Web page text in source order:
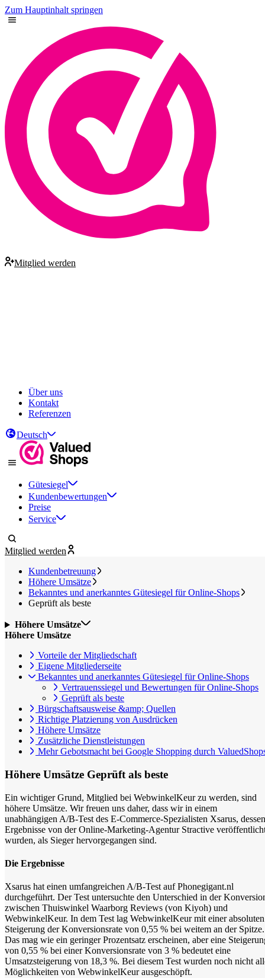
Zum Hauptinhalt springen
Mitglied werden
Über uns
Kontakt
Referenzen
Deutsch
Gütesiegel
Kundenbewertungen
Preise
Service
Mitglied werden
Kundenbetreuung
Höhere Umsätze
Bekanntes und anerkanntes Gütesiegel für Online-Shops
Geprüft als beste
Höhere Umsätze
Höhere Umsätze
Vorteile der Mitgliedschaft
Eigene Mitgliederseite
Bekanntes und anerkanntes Gütesiegel für Online-Shops
Vertrauenssiegel und Bewertungen für Online-Shops
Geprüft als beste
Bürgschaftsausweise &amp; Quellen
Richtige Platzierung von Ausdrücken
Höhere Umsätze
Zusätzliche Dienstleistungen
Mehr Gebotsmacht bei Google Shopping durch
Höhere Umsätze Geprüft als beste
Ein wichtiger Grund, Mitglied bei WebwinkelKeur zu werden, sind
höhere Umsätze. Wir freuen uns daher, dass wir in einem
unabhängigen A/B-Test des E-Commerce-Spezialisten Xsarus, dessen
Ergebnisse von der Online-Marketing-Agentur Stractive
wurden, als Sieger hervorgegangen sind.
Die Ergebnisse
Xsarus hat einen umfangreichen A/B-Test auf Phonegigant.nl
durchgeführt. Der Test untersuchte den Unterschied in der
zwischen Thuiswinkel Waarborg Reviews (von Kiyoh) und
WebwinkelKeur. In dem Test lag WebwinkelKeur mit einer absoluten
Steigerung der Konversionsrate von 0,55 % bei weitem an der Spitze.
Das mag wie ein geringer Prozentsatz erscheinen, aber eine
von 0,55 % bei einer Konversionsrate von 3 % bedeutet eine
Umsatzsteigerung von 18,3 %. Bei diesem Test wurden noch nicht
Möglichkeiten von WebwinkelKeur ausgeschöpft.